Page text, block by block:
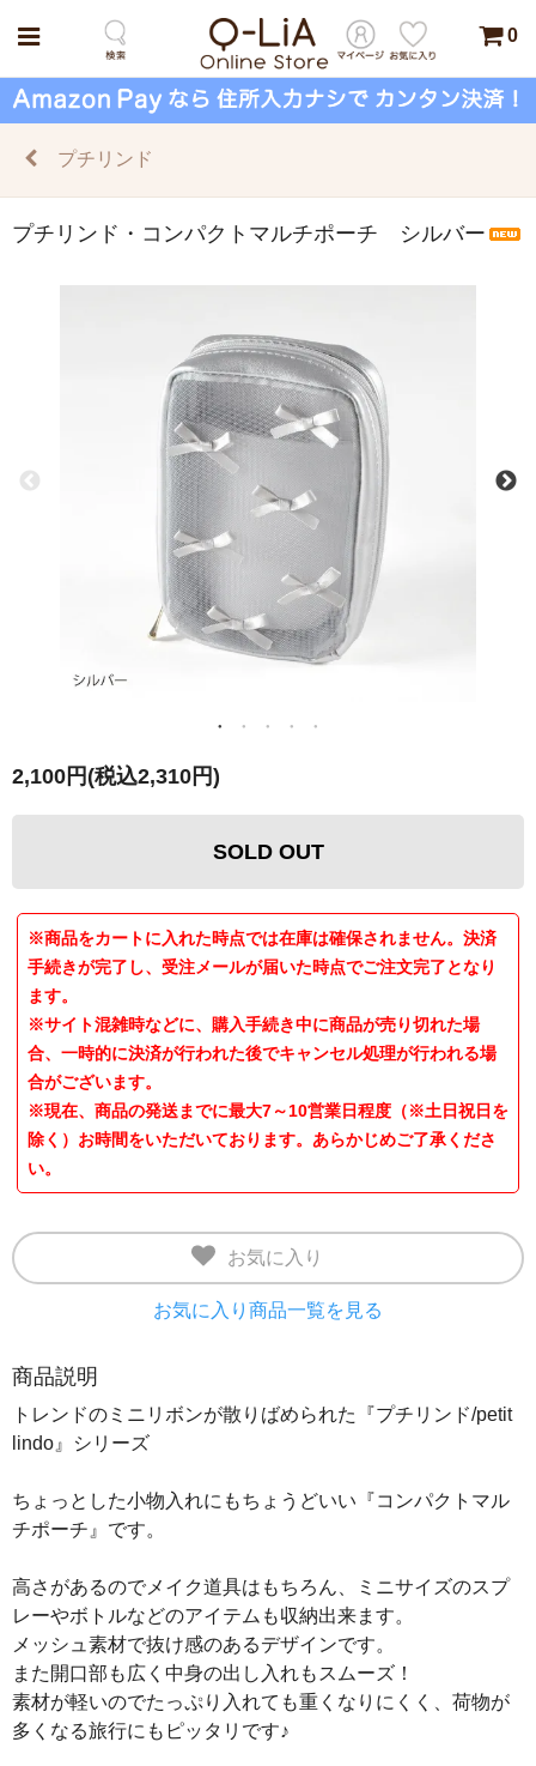
0
プチリンド
プチリンド・コンパクトマルチポーチ シルバー
2,100円(税込2,310円)
SOLD OUT
※商品をカートに入れた時点では在庫は確保されません。決済
手続きが完了し、受注メールが届いた時点でご注文完了となり
ます。
※サイト混雑時などに、購入手続き中に商品が売り切れた場
合、一時的に決済が行われた後でキャンセル処理が行われる場
合がございます。
※現在、商品の発送までに最大7～10営業日程度（※土日祝日を
除く）お時間をいただいております。あらかじめご了承くださ
い。
お気に入り
お気に入り商品一覧を見る
商品説明
トレンドのミニリボンが散りばめられた『プチリンド/petit
lindo』シリーズ
ちょっとした小物入れにもちょうどいい『コンパクトマル
チポーチ』です。
高さがあるのでメイク道具はもちろん、ミニサイズのスプ
レーやボトルなどのアイテムも収納出来ます。
メッシュ素材で抜け感のあるデザインです。
また開口部も広く中身の出し入れもスムーズ！
素材が軽いのでたっぷり入れても重くなりにくく、荷物が
多くなる旅行にもピッタリです♪